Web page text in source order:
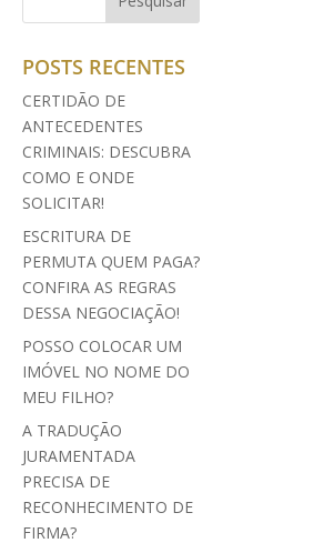
POSTS RECENTES
CERTIDÃO DE
ANTECEDENTES
CRIMINAIS: DESCUBRA
COMO E ONDE
SOLICITAR!
ESCRITURA DE
PERMUTA QUEM PAGA?
CONFIRA AS REGRAS
DESSA NEGOCIAÇÃO!
POSSO COLOCAR UM
IMÓVEL NO NOME DO
MEU FILHO?
A TRADUÇÃO
JURAMENTADA
PRECISA DE
RECONHECIMENTO DE
FIRMA?